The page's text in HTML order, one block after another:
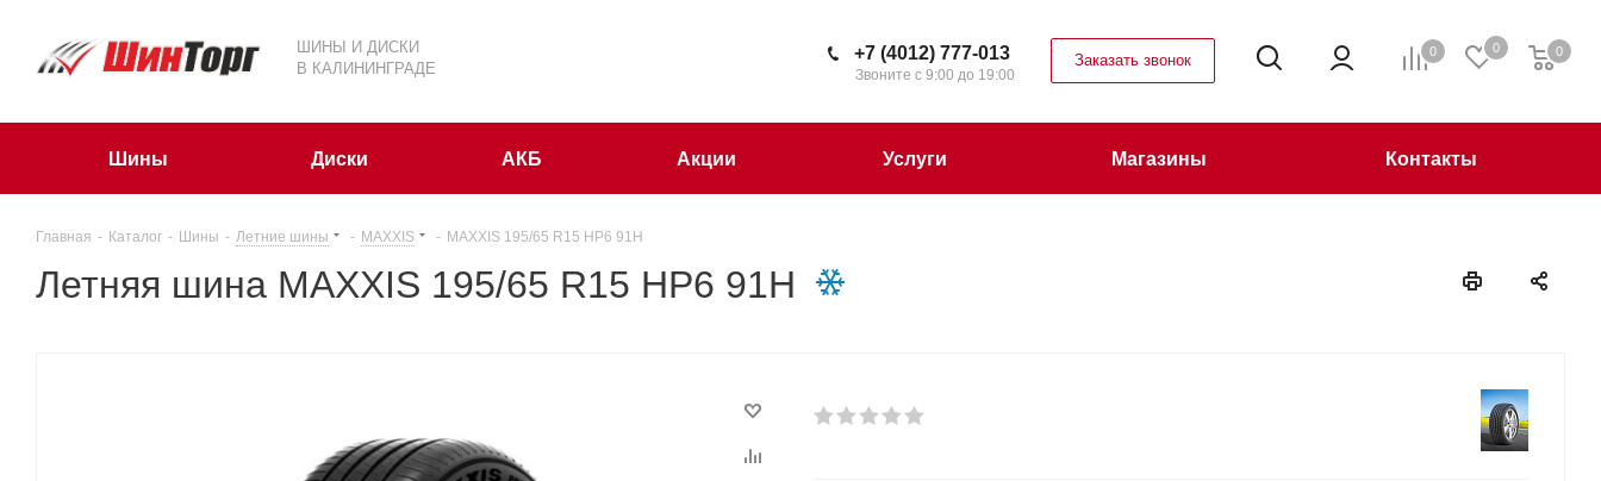
ШИНЫ И ДИСКИ
В КАЛИНИНГРАДЕ
0 0 0
+7 (4012) 777-013
Звоните с 9:00 до 19:00
Заказать звонок
Шины Диски АКБ Акции Услуги Магазины Контакты
Главная - Каталог - Шины - Летние шины - MAXXIS - MAXXIS 195/65 R15 HP6 91H
Летняя шина MAXXIS 195/65 R15 HP6 91H